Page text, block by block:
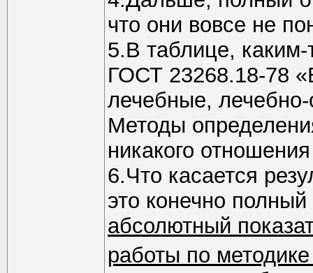
что они вовсе не
5.В таблице,
ГОСТ 23268.18-78
лечебные,
Методы
никакого
6.Что касается
это конечно
абсолютный
работы по